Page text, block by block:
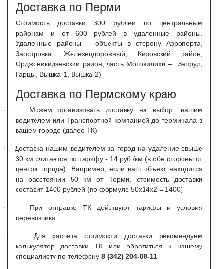
Доставка по Перми
Стоимость доставки 300 рублей по центральным
районам и от 600 рублей в удаленные районы.
Удаленные районы – объекты в сторону Аэропорта,
Заостровка, Железнодорожный, Кировский район,
Орджоникидзевский район, часть Мотовилихи – Запруд,
Гарцы, Вышка-1, Вышка-2)
Доставка по Пермскому краю
·
Можем организовать доставку на выбор: нашим
водителем или Транспортной компанией до терминала в
вашем городе (далее ТК)
·
Доставка нашим водителем за город на удаление свыше
30 км считается по тарифу - 14 руб./км (в обе стороны от
центра города). Например, если ваш объект находится
на расстоянии 50 км от Перми, стоимость доставки
составит 1400 рублей (по формуле 50х14х2 = 1400)
·
При отправке ТК действуют тарифы и условия
перевозчика.
·
Для расчета стоимости доставки рекомендуем
калькулятор доставки ТК или обратиться к нашему
специалисту по телефону 8 (342) 204-08-11